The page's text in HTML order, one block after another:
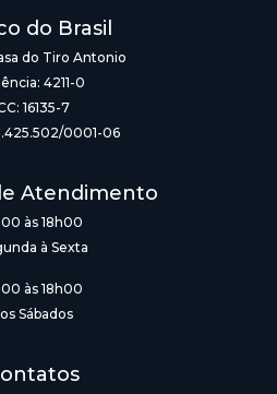
do Brasil
do Tiro Antonio
4211-0
16135-7
0001-06
Atendimento
às 18h00
à Sexta
às 18h00
Sábados